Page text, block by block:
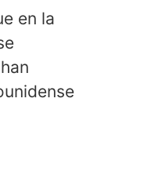
en la